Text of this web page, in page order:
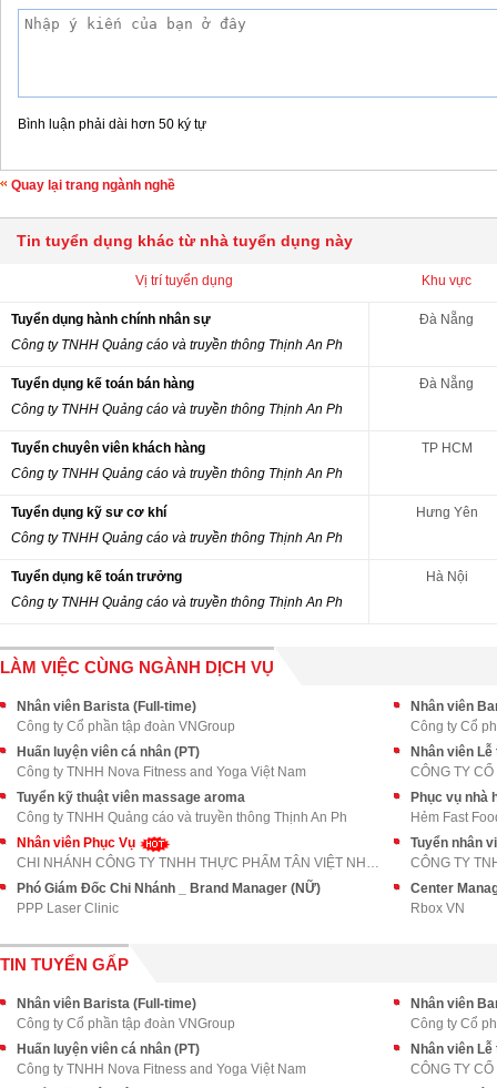
Bình luận phải dài hơn 50 ký tự
Quay lại trang ngành nghề
Tin tuyển dụng khác từ nhà tuyển dụng này
Vị trí tuyển dụng Khu vực
Tuyển dụng hành chính nhân sự
Công ty TNHH Quảng cáo và truyền thông Thịnh An Ph
Đà Nẵng
Tuyển dụng kế toán bán hàng
Công ty TNHH Quảng cáo và truyền thông Thịnh An Ph
Đà Nẵng
Tuyển chuyên viên khách hàng
Công ty TNHH Quảng cáo và truyền thông Thịnh An Ph
TP HCM
Tuyển dụng kỹ sư cơ khí
Công ty TNHH Quảng cáo và truyền thông Thịnh An Ph
Hưng Yên
Tuyển dụng kế toán trưởng
Công ty TNHH Quảng cáo và truyền thông Thịnh An Ph
Hà Nội
LÀM VIỆC CÙNG NGÀNH DỊCH VỤ
Nhân viên Barista (Full-time)
Công ty Cổ phần tập đoàn VNGroup
Nhân viên
Công ty Cổ
Huấn luyện viên cá nhân (PT)
Công ty TNHH Nova Fitness and Yoga Việt Nam
Nhân viên
Tuyển kỹ thuật viên massage aroma
Công ty TNHH Quảng cáo và truyền thông Thịnh An Ph
Phục vụ nhà
Hẻm Fast
Nhân viên Phục Vụ
CHI NHÁNH CÔNG TY TNHH THỰC PHẨM TÂN VIỆT NHẬT TẠI
Tuyển nhân
Phó Giám Đốc Chi Nhánh _ Brand Manager (NỮ)
PPP Laser Clinic
Center
Rbox VN
TIN TUYỂN GẤP
Nhân viên Barista (Full-time)
Công ty Cổ phần tập đoàn VNGroup
Nhân viên
Công ty Cổ
Huấn luyện viên cá nhân (PT)
Công ty TNHH Nova Fitness and Yoga Việt Nam
Nhân viên